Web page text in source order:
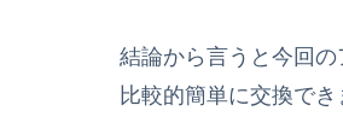
結論から言うと今回
比較的簡単に交換でき